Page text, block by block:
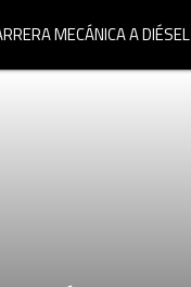
MECÁNICA A DIÉSEL